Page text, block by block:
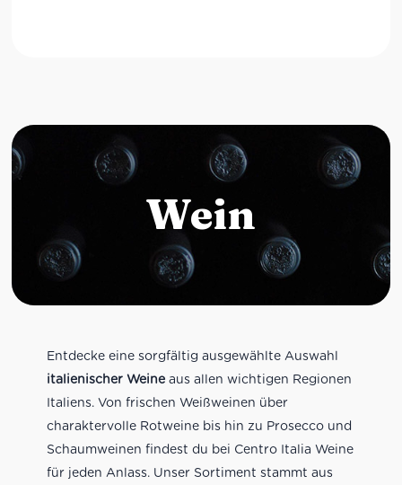
Wein
Entdecke eine sorgfältig ausgewählte Auswahl
italienischer Weineaus allen wichtigen Regionen
Italiens. Von frischen Weißweinen über
charaktervolle Rotweine bis hin zu Prosecco und
Schaumweinen findest du bei Centro Italia Weine
für jeden Anlass. Unser Sortiment stammt aus